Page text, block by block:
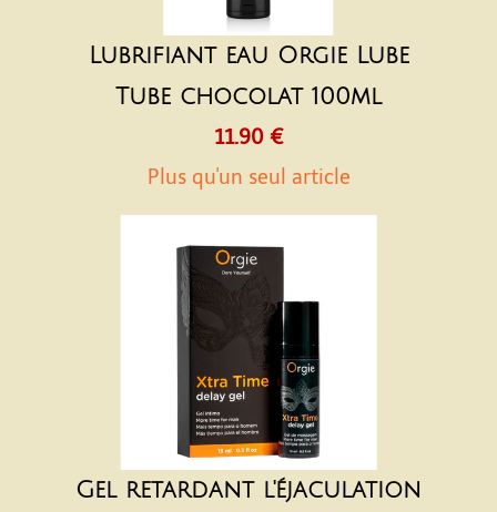
Lubrifiant eau Orgie Lube
Tube chocolat 100ml
11.90 €
Plus qu'un seul article
Gel retardant l'éjaculation